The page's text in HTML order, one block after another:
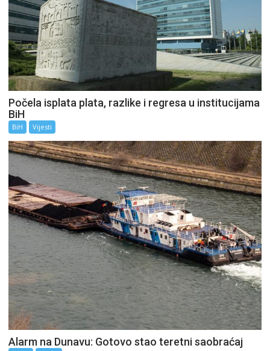
Počela isplata plata, razlike i regresa u institucijama
BiH
BiH Vijesti
Alarm na Dunavu: Gotovo stao teretni saobraćaj